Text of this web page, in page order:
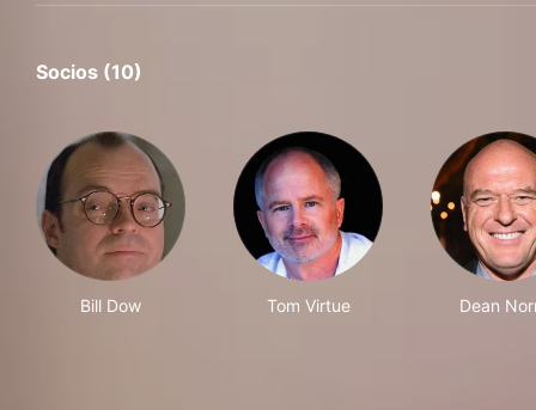
Socios (10)
Bill Dow Tom Virtue Dean